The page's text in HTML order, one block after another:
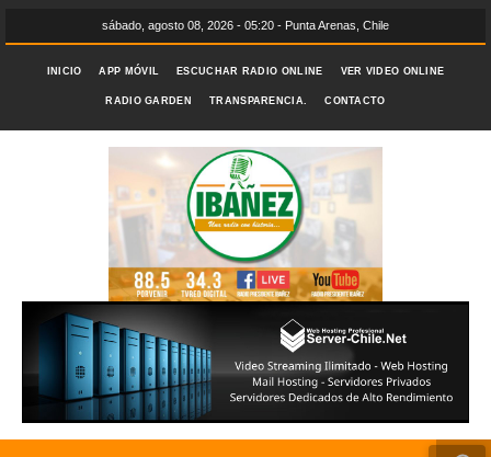
sábado, agosto 08, 2026 - 05:20 - Punta Arenas, Chile
INICIO APP MÓVIL ESCUCHAR RADIO ONLINE VER VIDEO ONLINE
RADIO GARDEN TRANSPARENCIA. CONTACTO